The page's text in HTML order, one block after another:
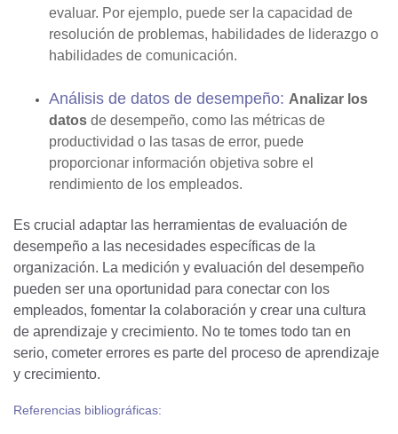
evaluar. Por ejemplo, puede ser la capacidad de
resolución de problemas, habilidades de liderazgo o
habilidades de comunicación.
Análisis de datos de desempeño: Analizar los
datos de desempeño, como las métricas de
productividad o las tasas de error, puede
proporcionar información objetiva sobre el
rendimiento de los empleados.
Es crucial adaptar las herramientas de evaluación de
desempeño a las necesidades específicas de la
organización. La medición y evaluación del desempeño
pueden ser una oportunidad para conectar con los
empleados, fomentar la colaboración y crear una cultura
de aprendizaje y crecimiento. No te tomes todo tan en
serio, cometer errores es parte del proceso de aprendizaje
y crecimiento.
Referencias bibliográficas: